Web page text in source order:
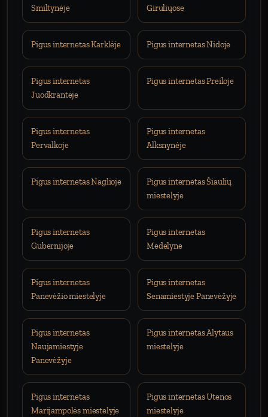
Smiltynėje
Giruliųose
Pigus internetas Karklėje Pigus internetas Nidoje
Pigus internetas
Juodkrantėje
Pigus internetas Preiloje
Pigus internetas
Pervalkoje
Pigus internetas
Alksnynėje
Pigus internetas Naglioje
Pigus internetas Šiaulių
miestelyje
Pigus internetas
Gubernijoje
Pigus internetas
Medelyne
Pigus internetas
Panevėžio miestelyje
Pigus internetas
Senamiestyje Panevėžyje
Pigus internetas
Naujamiestyje
Panevėžyje
Pigus internetas Alytaus
miestelyje
Pigus internetas
Marijampolės miestelyje
Pigus internetas Utenos
miestelyje